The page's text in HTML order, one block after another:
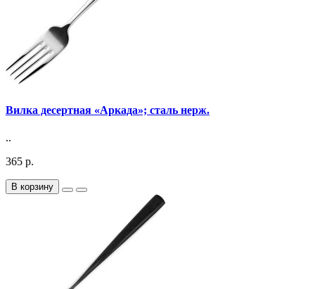
Вилка десертная «Аркада»; сталь нерж.
..
365 р.
В корзину